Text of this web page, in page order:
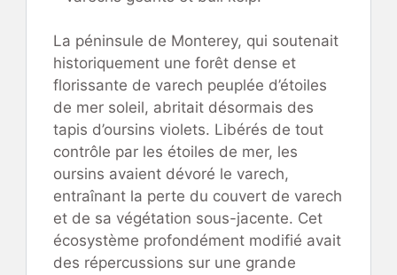
La péninsule de Monterey, qui soutenait
historiquement une forêt dense et
florissante de varech peuplée d’étoiles
de mer soleil, abritait désormais des
tapis d’oursins violets. Libérés de tout
contrôle par les étoiles de mer, les
oursins avaient dévoré le varech,
entraînant la perte du couvert de varech
et de sa végétation sous-jacente. Cet
écosystème profondément modifié avait
des répercussions sur une grande